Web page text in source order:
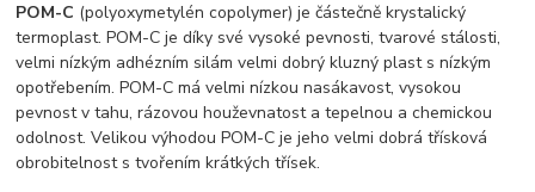
POM-C (polyoxymetylén copolymer) je částečně krystalický
termoplast. POM-C je díky své vysoké pevnosti, tvarové stálosti,
velmi nízkým adhézním silám velmi dobrý kluzný plast s nízkým
opotřebením. POM-C má velmi nízkou nasákavost, vysokou
pevnost v tahu, rázovou houževnatost a tepelnou a chemickou
odolnost. Velikou výhodou POM-C je jeho velmi dobrá třísková
obrobitelnost s tvořením krátkých třísek.